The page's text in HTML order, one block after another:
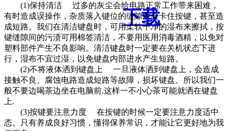
下载
(1)保持清洁 过多的灰尘会给电路正常工作带来困难，
有时造成误操作，杂质落入键位的缝隙中会卡住按键，甚至造
成短路。我们在清洁键盘时，可用柔软干净的湿布来擦拭，按
键缝隙间的污渍可用棉签清洁，不要用医用消毒酒精，以免对
塑料部件产生不良影响。清洁键盘时一定要在关机状态下进
行，湿布不宜过湿，以免键盘内部进水产生短路。
(2)不将液体洒到键盘上 一旦液体洒到键盘上，会造成
接触不良、腐蚀电路造成短路等故障，损坏键盘。所以我们一
般不要边喝茶边坐在电脑前,这样一不小心茶可能就洒在键盘
上.
(3)按键要注意力度 在按键的时候一定要注意力度适中
态。只有养成良好习惯，懂得保养常识，才能让它更好地为我